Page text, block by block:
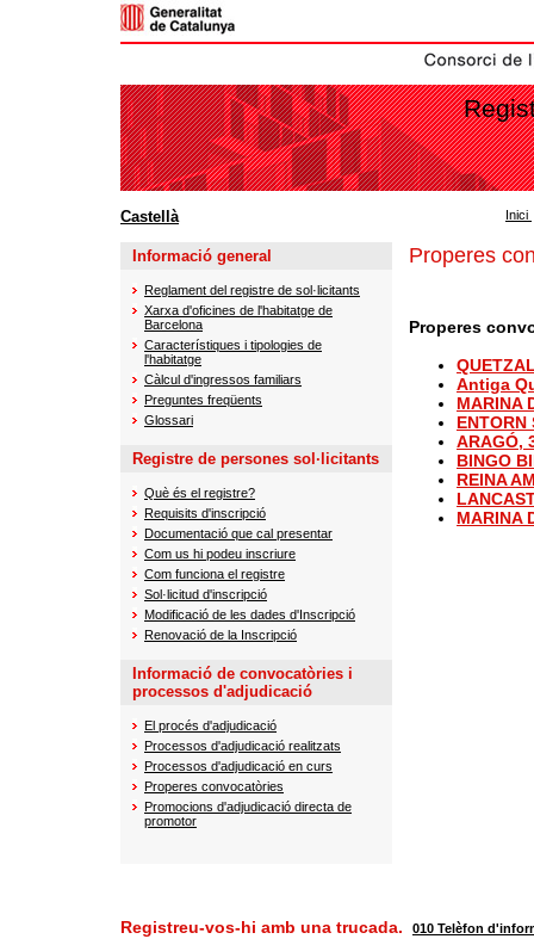
Castellà Inici
Informació general
Reglament del registre de sol·licitants
Xarxa d'oficines de l'habitatge de
Barcelona
Característiques i tipologies de
l'habitatge
Càlcul d'ingressos familiars
Preguntes freqüents
Glossari
Registre de persones sol·licitants
Què és el registre?
Requisits d'inscripció
Documentació que cal presentar
Com us hi podeu inscriure
Com funciona el registre
Sol·licitud d'inscripció
Modificació de les dades d'Inscripció
Renovació de la Inscripció
Informació de convocatòries i
processos d'adjudicació
El procés d'adjudicació
Processos d'adjudicació realitzats
Processos d'adjudicació en curs
Properes convocatòries
Promocions d'adjudicació directa de
promotor
Properes
Properes
Antiga
MARINA
ENTORN
ARAGÓ,
BINGO
REINA
MARINA
Registreu-vos-hi amb una trucada. 010 Telèfon